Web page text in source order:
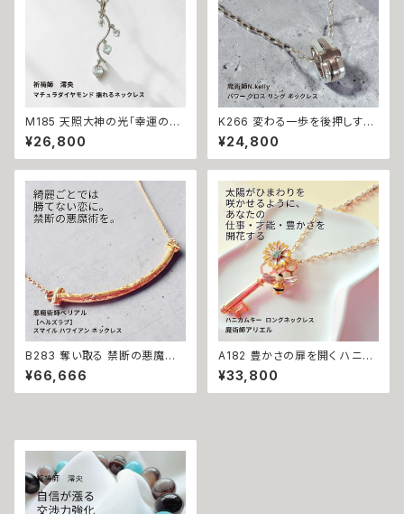
縁結び お守り 開運
M185 天照大神の光「幸運の連
鎖」運が味方し誰もがあなたを
応援 大開運 成功・金運・良縁 マ
チュラダイヤモンド 揺れるネッ
パワーストーン 天然石 ご利益
お守り 霊感霊視 スピリチュアル
強運 神社 神様
¥26,800
K266 変わる一歩を後押しする
【強力な引き寄せ】アフロディテ
の神秘パワー クロス リング ネ
ックレス｜復縁・片思い成就 N.
結び 魅力アップ エネルギー 魅
力 魔力 魔術 白魔術 願い 叶う
結び 開運 強運 本物 パワースト
ーン お守り 強力 男女兼用
¥24,800
B283 奪い取る 禁断の悪魔術
恋の勝者になれる 縁切り【ヘル
ズラブ】スマイル ハワイアン ネ
ックレス ステンレス 悪魔術師
ト 強力 排除 略奪愛 成就
¥66,666
A182 豊かさの扉を開く ハニカ
ムキー 太陽開花の仕事運・生業
守護 才能開花 ロングネックレ
ス 魔術師アリエル 魔術 金運 仕
¥33,800